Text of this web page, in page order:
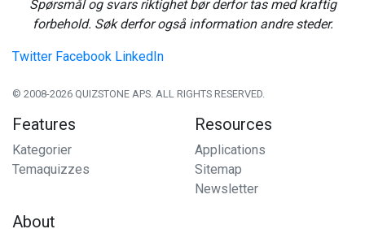
Spørsmål og svars riktighet bør derfor tas med kraftig
forbehold. Søk derfor også information andre steder.
Twitter Facebook LinkedIn
© 2008-2026 QUIZSTONE APS. ALL RIGHTS RESERVED.
Features
Kategorier
Temaquizzes
Resources
Applications
Sitemap
Newsletter
About